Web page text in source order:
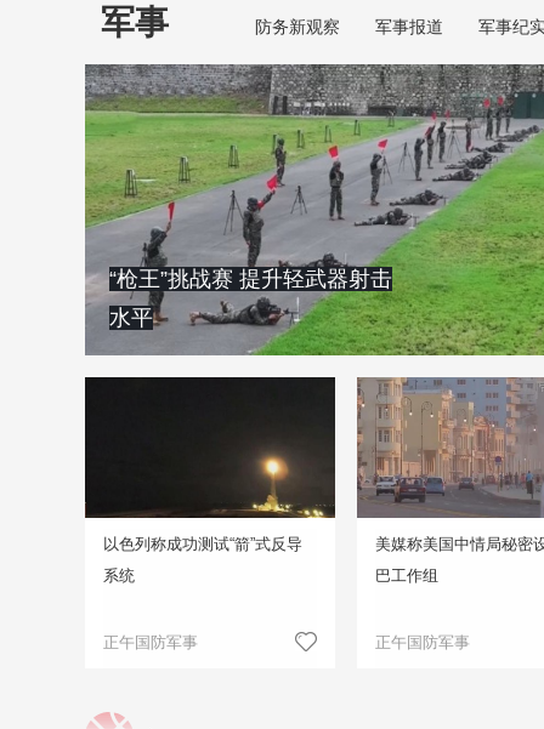
军事 防务新观察 军事报道 军事纪
“枪王”挑战赛 提升轻武器射击
水平
以色列称成功测试“箭”式反导
系统
正午国防军事
美媒称美国中情局秘密
巴工作组
正午国防军事